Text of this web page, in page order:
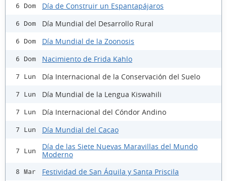
6 Dom Día de Construir un Espantapájaros
6 Dom Día Mundial del Desarrollo Rural
6 Dom Día Mundial de la Zoonosis
6 Dom Nacimiento de Frida Kahlo
7 Lun Día Internacional de la Conservación del Suelo
7 Lun Día Mundial de la Lengua Kiswahili
7 Lun Día Internacional del Cóndor Andino
7 Lun Día Mundial del Cacao
7 Lun
Día de las Siete Nuevas Maravillas del Mundo
Moderno
8 Mar Festividad de San Áquila y Santa Priscila